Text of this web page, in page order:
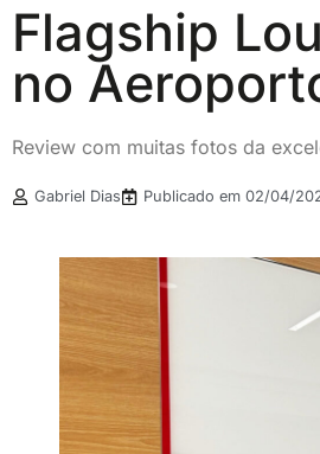
Flagship
no
Review com muitas fotos da
Gabriel Dias Publicado em 02/04/